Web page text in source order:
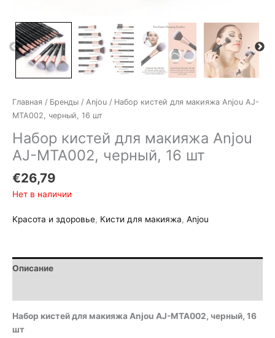
Главная / Бренды / Anjou / Набор кистей для макияжа Anjou AJ-
MTA002, черный, 16 шт
Набор кистей для макияжа Anjou
AJ-MTA002, черный, 16 шт
€26,79
Нет в наличии
Kрасота и здоровье, Кисти для макияжа, Anjou
Описание
Набор кистей для макияжа Anjou AJ-MTA002, черный, 16
шт